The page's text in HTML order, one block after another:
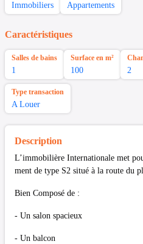
Immobiliers Appartements
Caractéristiques
Salles de bains
1
Surface en m²
100 2
Type transaction
A Louer
Description
L’immobilière Internationale met
ment de type S2 situé à la route du
Bien Composé de :
- Un salon spacieux
- Un balcon